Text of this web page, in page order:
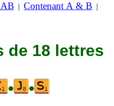
| Contenant A & B |
de 18 lettres
• •